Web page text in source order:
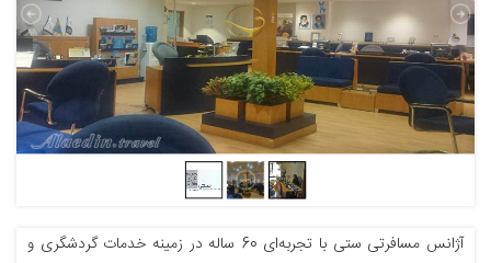
آژانس مسافرتی ستی با تجربه‌ای 60 ساله در زمینه خدمات گردشگری و